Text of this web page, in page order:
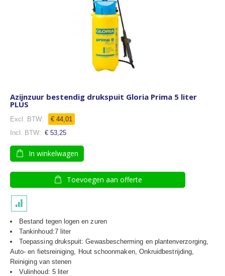
Azijnzuur bestendig drukspuit Gloria Prima 5 liter
PLUS
€ 44,01
€ 53,25
In winkelwagen
Toevoegen aan offerte
Bestand tegen logen en zuren
Tankinhoud:7 liter
Toepassing drukspuit: Gewasbescherming en plantenverzorging,
Auto- en fietsreiniging, Hout schoonmaken, Onkruidbestrijding,
Reiniging van stenen
Vulinhoud: 5 liter